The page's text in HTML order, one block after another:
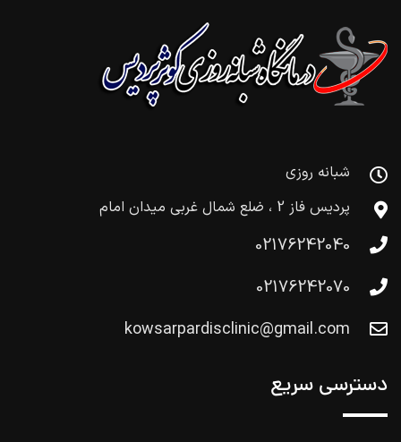
شبانه روزی
پردیس فاز 2 ، ضلع شمال غربی میدان امام
02176242040
02176242070
kowsarpardisclinic@gmail.com
دسترسی سریع